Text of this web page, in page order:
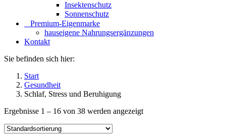
Insektenschutz
Sonnenschutz
⠀​Premium-Eigenmarke
hauseigene Nahrungsergänzungen
Kontakt
Sie befinden sich hier:
Start
Gesundheit
Schlaf, Stress und Beruhigung
Ergebnisse 1 – 16 von 38 werden angezeigt